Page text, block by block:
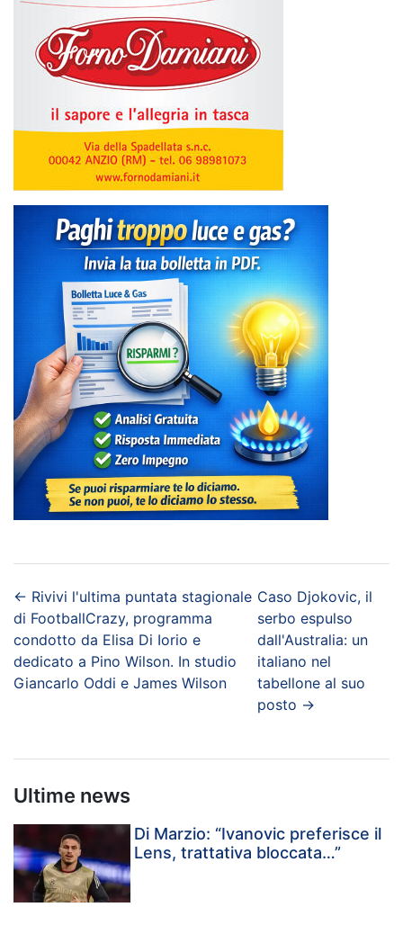
← Rivivi l'ultima puntata stagionale
di FootballCrazy, programma
condotto da Elisa Di Iorio e
dedicato a Pino Wilson. In studio
Giancarlo Oddi e James Wilson
Caso Djokovic, il
serbo espulso
dall'Australia: un
italiano nel
tabellone al suo
posto →
Ultime news
Di Marzio: “Ivanovic preferisce il
Lens, trattativa bloccata…”